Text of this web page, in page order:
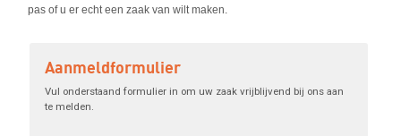
pas of u er echt een zaak van wilt maken.
Aanmeldformulier
Vul onderstaand formulier in om uw zaak vrijblijvend bij ons aan
te melden.